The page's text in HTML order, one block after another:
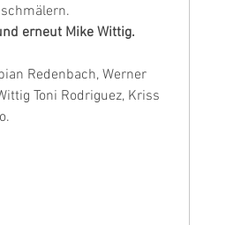
erneut Mike Wittig.
Redenbach, Werner
Toni Rodriguez, Kriss